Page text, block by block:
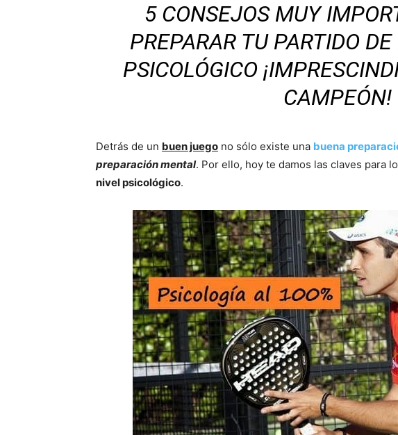
5 CONSEJOS MUY
PREPARAR TU PARTIDO
PSICOLÓGICO
CAMPEÓN!
Detrás de un buen juego no sólo existe una buena
preparación mental. Por ello, hoy te damos las claves para
nivel psicológico.